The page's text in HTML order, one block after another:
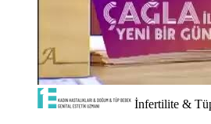
İnfertilite &